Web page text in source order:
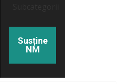
Susține
NM